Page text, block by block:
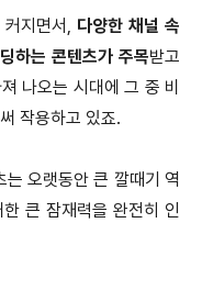
지면서, 다양한 채널 속
하는 콘텐츠가 주목받고
나오는 시대에 그 중 비
작용하고 있죠.
오랫동안 큰 깔때기 역
큰 잠재력을 완전히 인